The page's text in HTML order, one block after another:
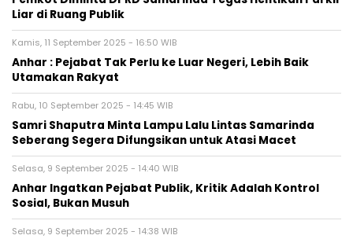
Liar di Ruang Publik
Kamis, 11 September 2025 - 16:50 WIB
Anhar : Pejabat Tak Perlu ke Luar Negeri, Lebih Baik
Utamakan Rakyat
Rabu, 10 September 2025 - 14:45 WIB
Samri Shaputra Minta Lampu Lalu Lintas Samarinda
Seberang Segera Difungsikan untuk Atasi Macet
Selasa, 9 September 2025 - 14:40 WIB
Anhar Ingatkan Pejabat Publik, Kritik Adalah Kontrol
Sosial, Bukan Musuh
Selasa, 9 September 2025 - 14:38 WIB